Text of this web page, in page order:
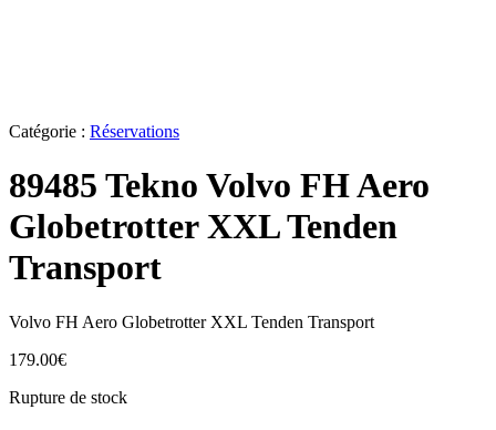
Catégorie : Réservations
89485 Tekno Volvo FH Aero
Globetrotter XXL Tenden
Transport
Volvo FH Aero Globetrotter XXL Tenden Transport
179.00€
Rupture de stock